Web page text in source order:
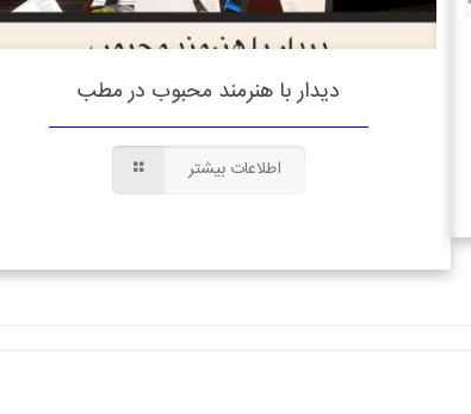
دیدار با هنرمند محبوب در مطب
اطلاعات بیشتر